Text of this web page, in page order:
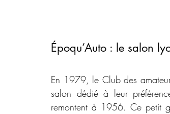
Époqu’Auto : le salon
En 1979, le Club des
salon dédié à leur
remontent à 1956. Ce petit